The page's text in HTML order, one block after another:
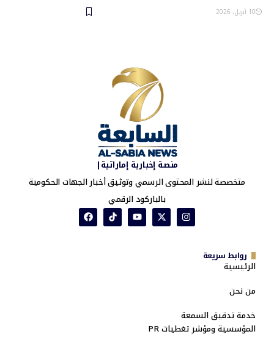
10 أبريل، 2026
منصة إخبارية إماراتية|
متخصصة لنشر المحتوى الرسمي وتوثيق أخبار الجهات الحكومية
بالباركود الرقمي
روابط سريعة
الرئيسية
من نحن
خدمة تدقيق السمعة
المؤسسية ومؤشر تغطيات PR